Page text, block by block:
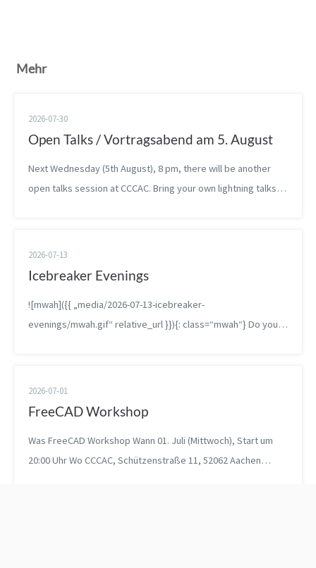
Mehr
2026-07-30
Open Talks / Vortragsabend am 5. August
Next Wednesday (5th August), 8 pm, there will be another
open talks session at CCCAC. Bring your own lightning talks,
2026-07-13
Icebreaker Evenings
![mwah]({{ „media/2026-07-13-icebreaker-
evenings/mwah.gif“ relative_url }}){: class=“mwah“} Do you
2026-07-01
FreeCAD Workshop
Was FreeCAD Workshop Wann 01. Juli (Mittwoch), Start um
20:00 Uhr Wo CCCAC, Schützenstraße 11, 52062 Aachen